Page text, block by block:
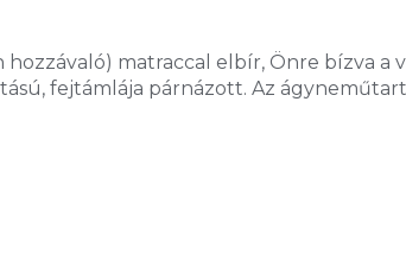
matraccal elbír, Önre bízva a
fejtámlája párnázott. Az